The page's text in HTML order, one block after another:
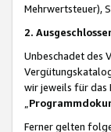
Mehrwertsteuer),
2.
Unbeschadet des
wir jeweils für das
Ferner gelten